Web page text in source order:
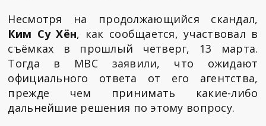
Несмотря на продолжающийся скандал,
Ким Су Хён, как сообщается, участвовал в
съёмках в прошлый четверг, 13 марта.
Тогда в MBC заявили, что ожидают
официального ответа от его агентства,
прежде чем принимать какие-либо
дальнейшие решения по этому вопросу.